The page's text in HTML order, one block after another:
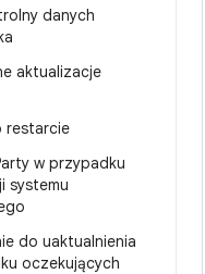
danych
aktualizacje
restarcie
w przypadku
systemu
do uaktualnienia
oczekujących